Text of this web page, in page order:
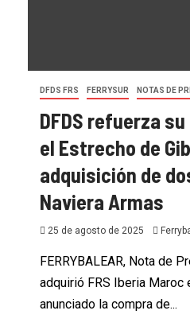
DFDS FRS FERRYSUR NOTAS DE
DFDS refuerza
el Estrecho de
adquisición de
Naviera Armas
25 de agosto de 2025
FERRYBALEAR, Nota de
adquirió FRS Iberia Maroc
anunciado la compra de...